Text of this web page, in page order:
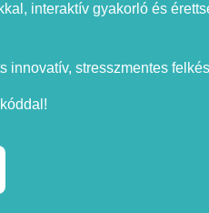
interaktív gyakorló és
innovatív, stresszmentes
kóddal!